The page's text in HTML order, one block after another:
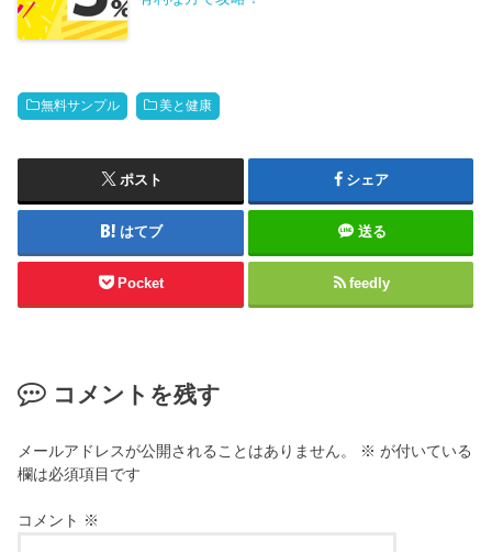
無料サンプル 美と健康
ポスト シェア
はてブ 送る
Pocket feedly
コメントを残す
メールアドレスが公開されることはありません。 ※ が付いている
欄は必須項目です
コメント ※